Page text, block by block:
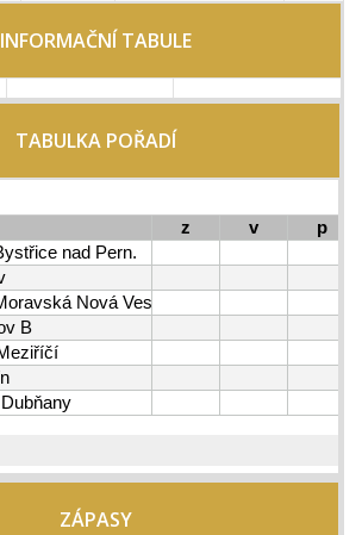
INFORMAČNÍ TABULE
TABULKA POŘADÍ
ZÁPASY